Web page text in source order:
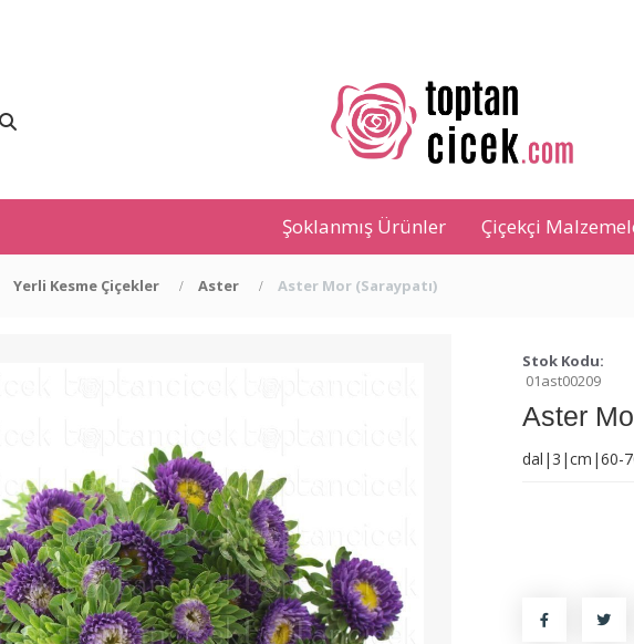
Şoklanmış Ürünler Çiçekçi
Yerli Kesme Çiçekler Aster Aster Mor (Saraypatı)
Stok Kodu:
01ast00209
Aster
dal|3|cm|60-